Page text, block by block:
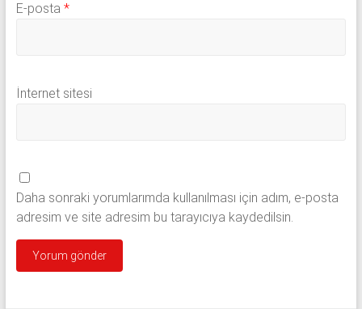
E-posta *
İnternet sitesi
Daha sonraki yorumlarımda kullanılması için adım, e-posta
adresim ve site adresim bu tarayıcıya kaydedilsin.